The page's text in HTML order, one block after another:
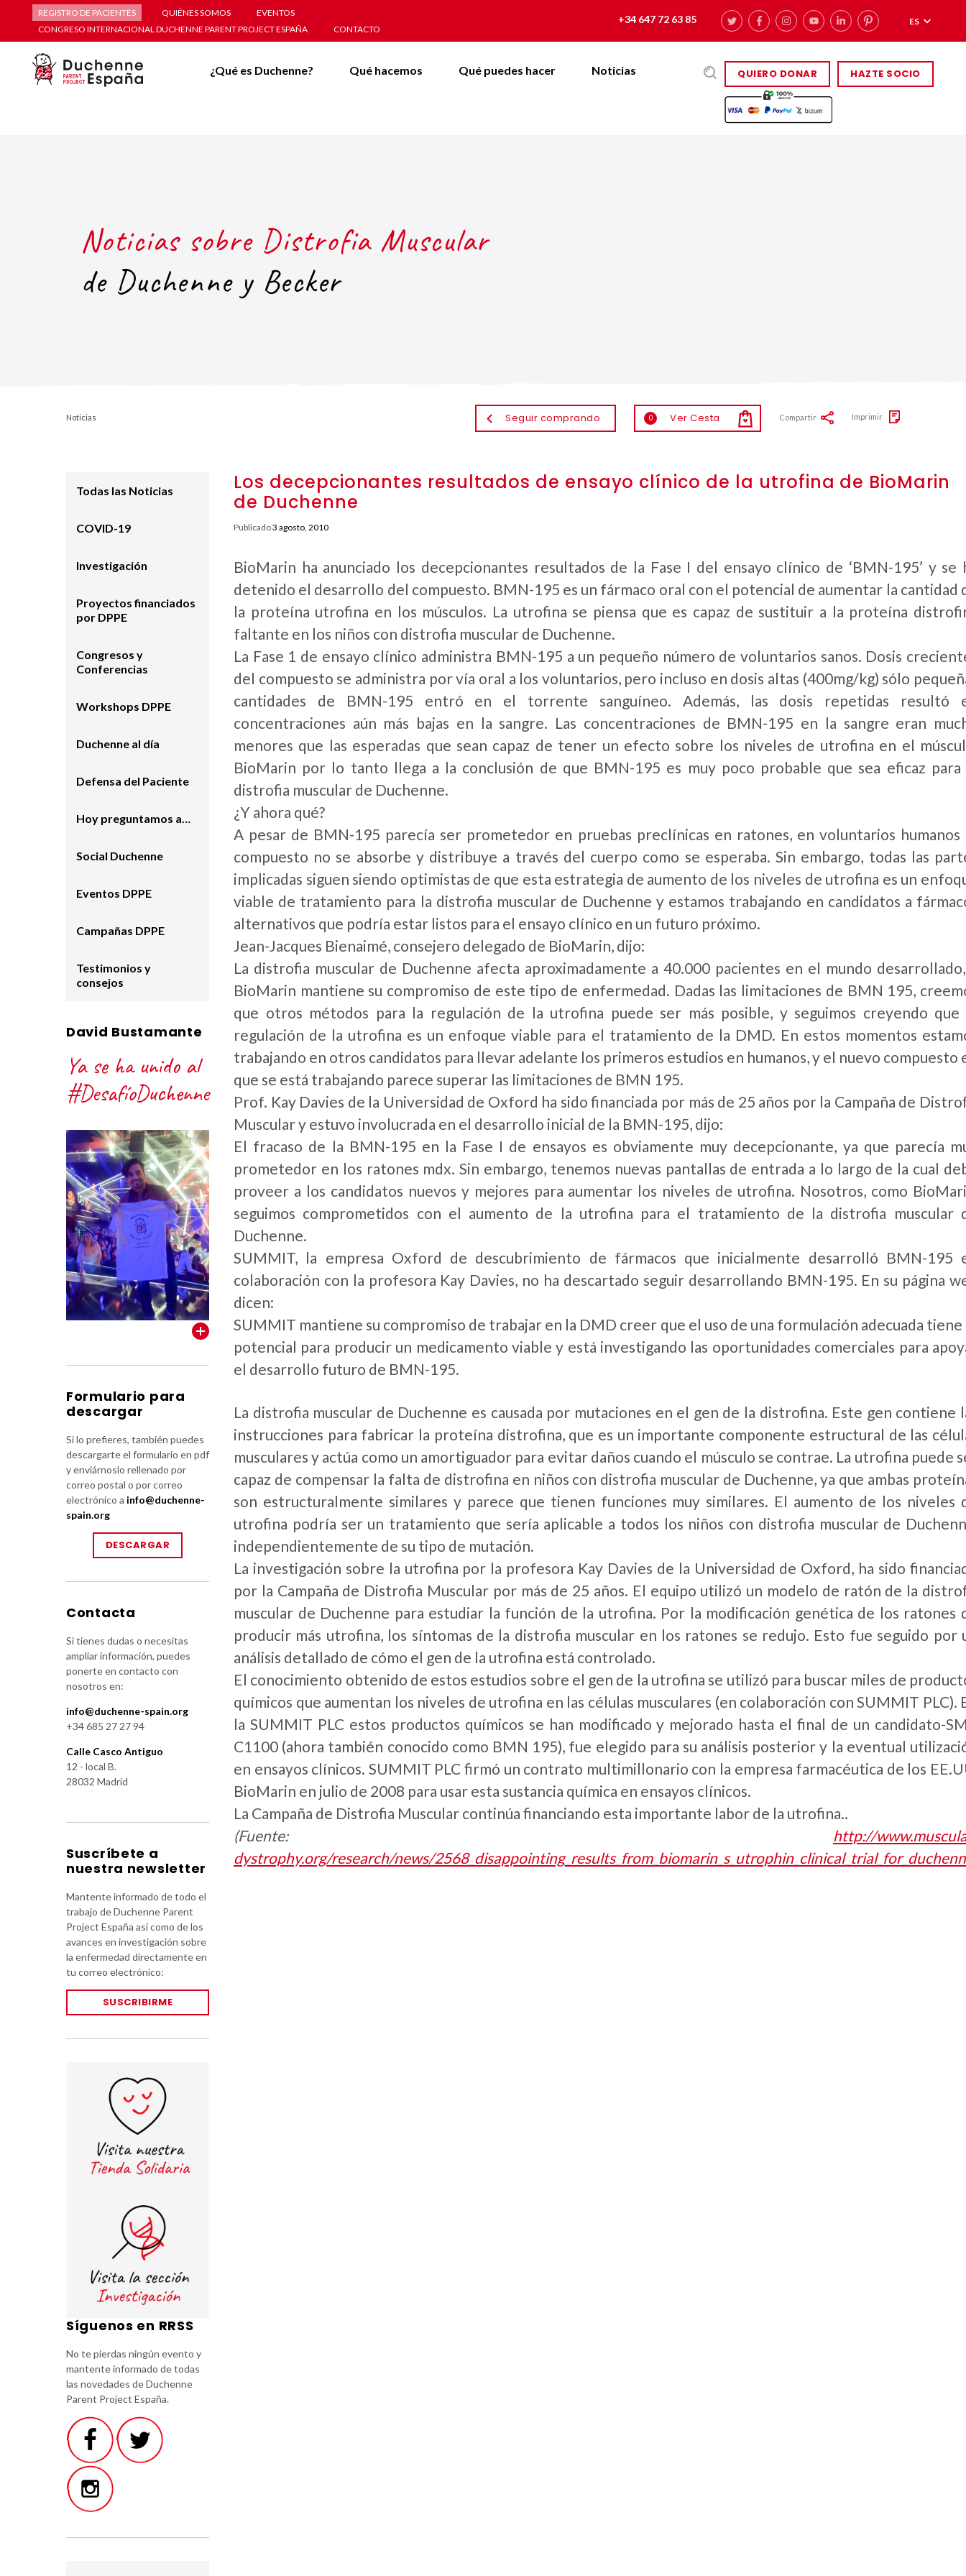
REGISTRO DE PACIENTES QUIÉNES SOMOS
EVENTOS
CONGRESO INTERNACIONAL DUCHENNE PARENT PROJECT ESPAÑA
CONTACTO
+34 647 72 63 85 ES
QUIERO DONAR HAZTE SOCIO
¿Qué es Duchenne? Qué hacemos Qué puedes hacer Noticias
Noticias sobre Distrofia Muscular
de Duchenne y Becker
Noticias Seguir comprando 0 Ver Cesta Compartir Imprimir
Los decepcionantes resultados de ensayo clínico de la utrofina de BioMarin
de Duchenne
Publicado3 agosto, 2010
BioMarin ha anunciado los decepcionantes resultados de la Fase I del ensayo clínico de ‘BMN-195’ y se
detenido el desarrollo del compuesto. BMN-195 es un fármaco oral con el potencial de aumentar la cantidad
la proteína utrofina en los músculos. La utrofina se piensa que es capaz de sustituir a la proteína
faltante en los niños con distrofia muscular de Duchenne.
La Fase 1 de ensayo clínico administra BMN-195 a un pequeño número de voluntarios sanos. Dosis
del compuesto se administra por vía oral a los voluntarios, pero incluso en dosis altas (400mg/kg) sólo
cantidades de BMN-195 entró en el torrente sanguíneo. Además, las dosis repetidas resultó
concentraciones aún más bajas en la sangre. Las concentraciones de BMN-195 en la sangre eran
menores que las esperadas que sean capaz de tener un efecto sobre los niveles de utrofina en el
BioMarin por lo tanto llega a la conclusión de que BMN-195 es muy poco probable que sea eficaz para
distrofia muscular de Duchenne.
¿Y ahora qué?
A pesar de BMN-195 parecía ser prometedor en pruebas preclínicas en ratones, en voluntarios humanos
compuesto no se absorbe y distribuye a través del cuerpo como se esperaba. Sin embargo, todas las
implicadas siguen siendo optimistas de que esta estrategia de aumento de los niveles de utrofina es un
viable de tratamiento para la distrofia muscular de Duchenne y estamos trabajando en candidatos a
alternativos que podría estar listos para el ensayo clínico en un futuro próximo.
Jean-Jacques Bienaimé, consejero delegado de BioMarin, dijo:
La distrofia muscular de Duchenne afecta aproximadamente a 40.000 pacientes en el mundo
BioMarin mantiene su compromiso de este tipo de enfermedad. Dadas las limitaciones de BMN 195,
que otros métodos para la regulación de la utrofina puede ser más posible, y seguimos creyendo que
regulación de la utrofina es un enfoque viable para el tratamiento de la DMD. En estos momentos
trabajando en otros candidatos para llevar adelante los primeros estudios en humanos, y el nuevo compuesto
que se está trabajando parece superar las limitaciones de BMN 195.
Prof. Kay Davies de la Universidad de Oxford ha sido financiada por más de 25 años por la Campaña de
Muscular y estuvo involucrada en el desarrollo inicial de la BMN-195, dijo:
El fracaso de la BMN-195 en la Fase I de ensayos es obviamente muy decepcionante, ya que parecía
prometedor en los ratones mdx. Sin embargo, tenemos nuevas pantallas de entrada a lo largo de la cual
proveer a los candidatos nuevos y mejores para aumentar los niveles de utrofina. Nosotros, como
seguimos comprometidos con el aumento de la utrofina para el tratamiento de la distrofia muscular
Duchenne.
SUMMIT, la empresa Oxford de descubrimiento de fármacos que inicialmente desarrolló BMN-195
colaboración con la profesora Kay Davies, no ha descartado seguir desarrollando BMN-195. En su página
dicen:
SUMMIT mantiene su compromiso de trabajar en la DMD creer que el uso de una formulación adecuada tiene
potencial para producir un medicamento viable y está investigando las oportunidades comerciales para
el desarrollo futuro de BMN-195.
La distrofia muscular de Duchenne es causada por mutaciones en el gen de la distrofina. Este gen contiene
instrucciones para fabricar la proteína distrofina, que es un importante componente estructural de las
musculares y actúa como un amortiguador para evitar daños cuando el músculo se contrae. La utrofina puede
capaz de compensar la falta de distrofina en niños con distrofia muscular de Duchenne, ya que ambas
son estructuralmente similares y parece que tienen funciones muy similares. El aumento de los niveles
utrofina podría ser un tratamiento que sería aplicable a todos los niños con distrofia muscular de
independientemente de su tipo de mutación.
La investigación sobre la utrofina por la profesora Kay Davies de la Universidad de Oxford, ha sido
por la Campaña de Distrofia Muscular por más de 25 años. El equipo utilizó un modelo de ratón de la
muscular de Duchenne para estudiar la función de la utrofina. Por la modificación genética de los ratones
producir más utrofina, los síntomas de la distrofia muscular en los ratones se redujo. Esto fue seguido por
análisis detallado de cómo el gen de la utrofina está controlado.
El conocimiento obtenido de estos estudios sobre el gen de la utrofina se utilizó para buscar miles de
químicos que aumentan los niveles de utrofina en las células musculares (en colaboración con SUMMIT PLC).
la SUMMIT PLC estos productos químicos se han modificado y mejorado hasta el final de un candidato-
C1100 (ahora también conocido como BMN 195), fue elegido para su análisis posterior y la eventual
en ensayos clínicos. SUMMIT PLC firmó un contrato multimillonario con la empresa farmacéutica de los
BioMarin en julio de 2008 para usar esta sustancia química en ensayos clínicos.
La Campaña de Distrofia Muscular continúa financiando esta importante labor de la utrofina..
(Fuente:
http://
dystrophy.org/research/news/
Todas las Noticias
COVID-19
Investigación
Proyectos financiados
por DPPE
Congresos y
Conferencias
Workshops DPPE
Duchenne al día
Defensa del Paciente
Hoy preguntamos a…
Social Duchenne
Eventos DPPE
Campañas DPPE
Testimonios y
consejos
David Bustamante
Ya se ha unido al
#DesafíoDuchenne
Formulario para
descargar
Si lo prefieres, también puedes
descargarte el formulario en pdf
y enviárnoslo rellenado por
correo postal o por correo
electrónico a info@duchenne-
spain.org
DESCARGAR
Contacta
Si tienes dudas o necesitas
ampliar información, puedes
ponerte en contacto con
nosotros en:
info@duchenne-spain.org
+34 685 27 27 94
Calle Casco Antiguo
12 - local B.
28032 Madrid
Suscríbete a
nuestra newsletter
Mantente informado de todo el
trabajo de Duchenne Parent
Project España así como de los
avances en investigación sobre
la enfermedad directamente en
tu correo electrónico:
SUSCRIBIRME
Síguenos en RRSS
No te pierdas ningún evento y
mantente informado de todas
las novedades de Duchenne
Parent Project España.